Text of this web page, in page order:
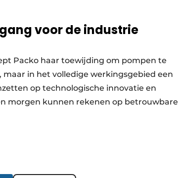
voor de industrie
Packo haar toewijding om pompen te
in het volledige werkingsgebied een
op technologische innovatie en
morgen kunnen rekenen op betrouwbare